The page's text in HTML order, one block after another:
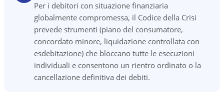
Per i debitori con situazione finanziaria
globalmente compromessa, il Codice della Crisi
prevede strumenti (piano del consumatore,
concordato minore, liquidazione controllata con
esdebitazione) che bloccano tutte le esecuzioni
individuali e consentono un rientro ordinato o la
cancellazione definitiva dei debiti.